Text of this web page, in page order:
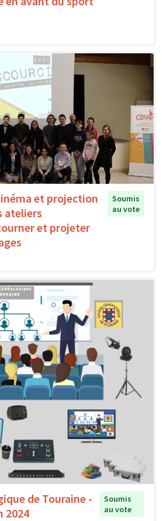
et projection
ateliers
et projeter
Soumis
au vote
de Touraine -
2024
Soumis
au vote